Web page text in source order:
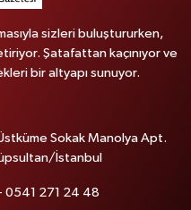
sizleri buluştururken,
Şatafattan kaçınıyor ve
bir altyapı sunuyor.
Sokak Manolya Apt.
İstanbul
0541 271 24 48